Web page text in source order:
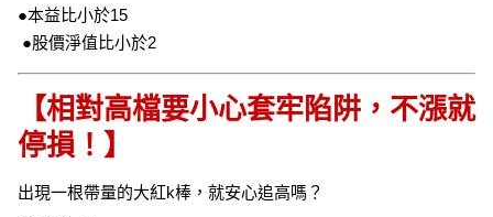
●本益比小於15
●股價淨值比小於2
【相對高檔要小心套牢陷阱，不漲就
停損！】
出現一根帶量的大紅k棒，就安心追高嗎？